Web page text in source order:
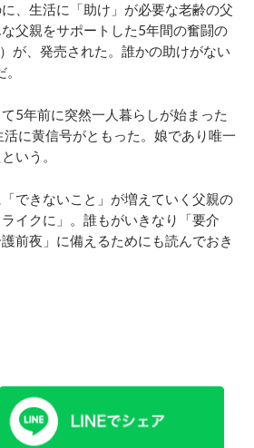
、生活に「助け」が必要な老齢の父
父親をサポートした5年間の奮闘の
が、発売された。誰かの助けがない
5年前に突然一人暮らしが始まった
に黄信号がともった。娘であり唯一
いう。
できないこと」が増えていく父親の
イクに」。誰もがいきなり「要介
前夜」に備えるためにも読んでおき